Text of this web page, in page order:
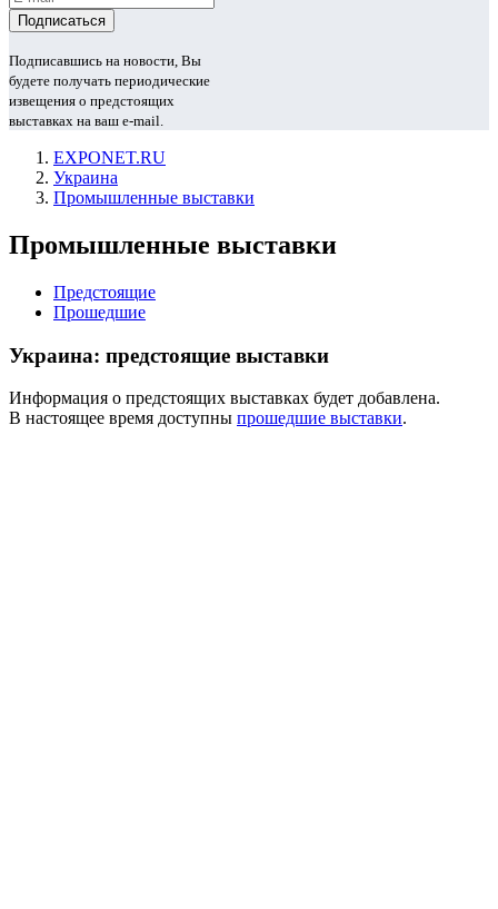
Подписавшись на новости, Вы
будете получать периодические
извещения о предстоящих
выставках на ваш e-mail.
EXPONET.RU
Украина
Промышленные выставки
Промышленные выставки
Предстоящие
Прошедшие
Украина: предстоящие выставки
Информация о предстоящих выставках будет добавлена.
В настоящее время доступны прошедшие выставки.